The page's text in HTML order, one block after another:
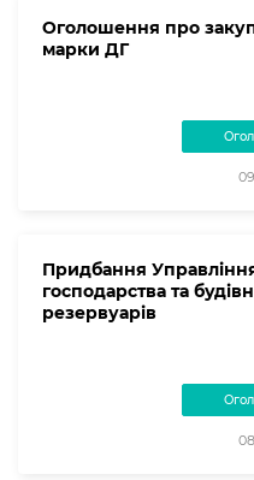
Оголошення про
марки ДГ
Придбання
господарства та
резервуарів